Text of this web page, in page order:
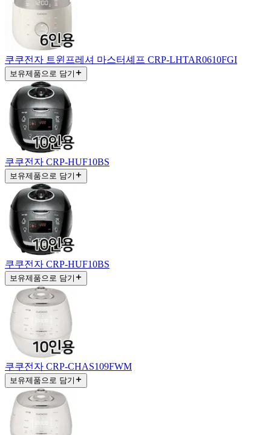
쿠쿠전자 트윈프레셔 마스터셰프 CRP-LHTAR0610FGI
보유제품으로 담기
쿠쿠전자 CRP-HUF10BS
보유제품으로 담기
쿠쿠전자 CRP-HUF10BS
보유제품으로 담기
쿠쿠전자 CRP-CHAS109FWM
보유제품으로 담기